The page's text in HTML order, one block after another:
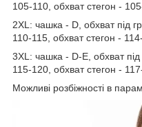
105-110, обхват стегон -
2XL: чашка - D, обхват під
110-115, обхват стегон -
3XL: чашка - D-Е, обхват
115-120, обхват стегон -
Можливі розбіжності в